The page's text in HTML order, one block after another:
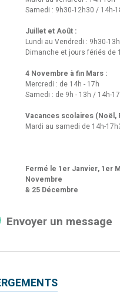
Samedi : 9h30-12h30 / 14h-
Juillet et Août :
Lundi au Vendredi : 9h30-
Dimanche et jours fériés de
4 Novembre à fin Mars :
Mercredi : de 14h - 17h
Samedi : de 9h - 13h / 14h-
Vacances scolaires (Noël,
Mardi au samedi de 14h-
Fermé le 1er Janvier, 1er
Novembre
& 25 Décembre
Envoyer un message